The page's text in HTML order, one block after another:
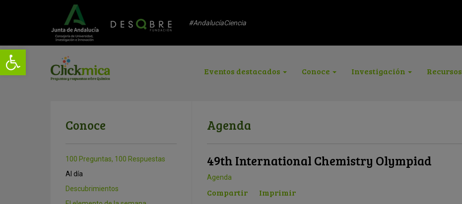
#AndalucíaCiencia
Eventos destacados Conoce Investigación Recursos
Conoce
100 Preguntas, 100 Respuestas
Al día
Descubrimientos
Agenda
49th International Chemistry Olympiad
Agenda
Compartir Imprimir